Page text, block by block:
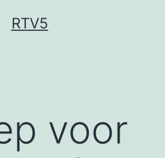
RTV5
voor